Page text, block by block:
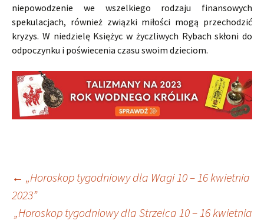
niepowodzenie we wszelkiego rodzaju finansowych
spekulacjach, również związki miłości mogą przechodzić
kryzys. W niedzielę Księżyc w życzliwych Rybach skłoni do
odpoczynku i poświecenia czasu swoim dzieciom.
Nawigacja
← „Horoskop tygodniowy dla Wagi 10 – 16 kwietnia
2023”
„Horoskop tygodniowy dla Strzelca 10 – 16 kwietnia